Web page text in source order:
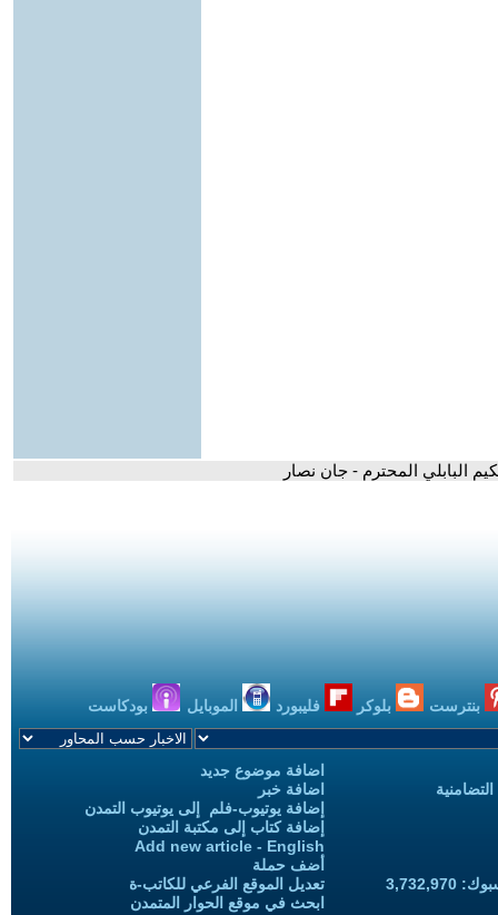
البابلي المحترم - جان نصار
بنترست بلوكر فليبورد الموبايل بودكاست
اضافة موضوع جديد
اضافة خبر
إضافة يوتيوب-فلم إلى يوتيوب التمدن
إضافة كتاب إلى مكتبة التمدن
Add new article - English
أضف حملة
تعديل الموقع الفرعي للكاتب-ة
ابحث في موقع الحوار المتمدن